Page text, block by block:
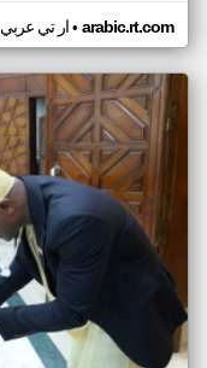
ار تي عربي• arabic.rt.com